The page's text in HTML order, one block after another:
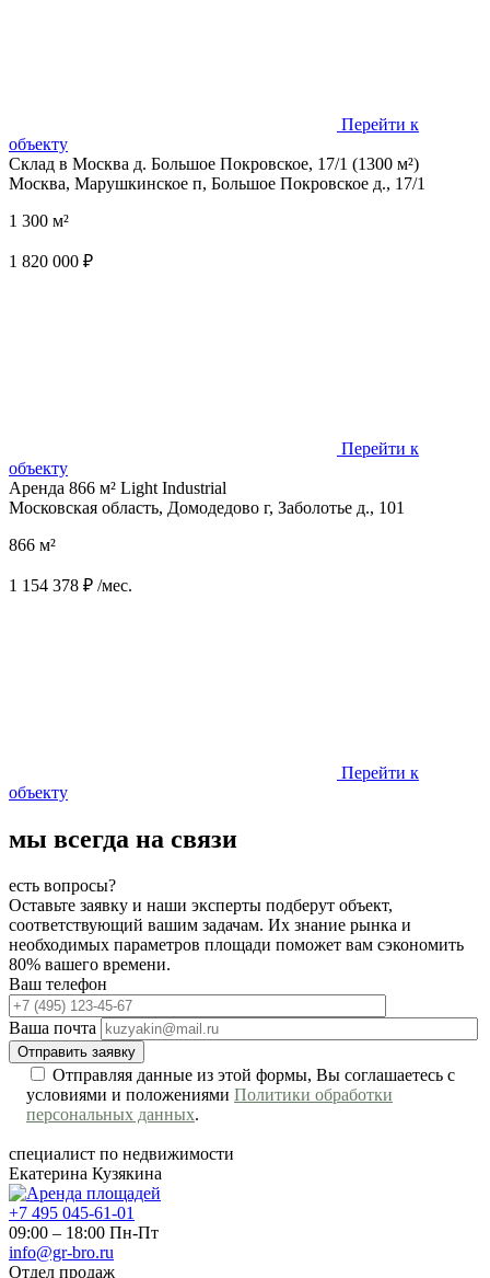
Перейти к
объекту
Склад в Москва д. Большое Покровское, 17/1 (1300 м²)
Москва, Марушкинское п, Большое Покровское д., 17/1
1 300 м²
1 820 000 ₽
Перейти к
объекту
Аренда 866 м² Light Industrial
Московская область, Домодедово г, Заболотье д., 101
866 м²
1 154 378 ₽ /мес.
Перейти к
объекту
мы всегда на связи
есть вопросы?
Оставьте заявку и наши эксперты подберут объект,
соответствующий вашим задачам. Их знание рынка и
необходимых параметров площади поможет вам сэкономить
80% вашего времени.
Ваш телефон
Ваша почта
Отправляя данные из этой формы, Вы соглашаетесь с
условиями и положениями Политики обработки
персональных данных.
специалист по недвижимости
Екатерина Кузякина
+7 495 045-61-01
09:00 – 18:00 Пн-Пт
info@gr-bro.ru
Отдел продаж